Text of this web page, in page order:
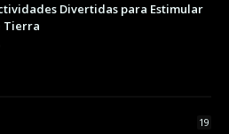
Divertidas para Estimular
Tierra
19